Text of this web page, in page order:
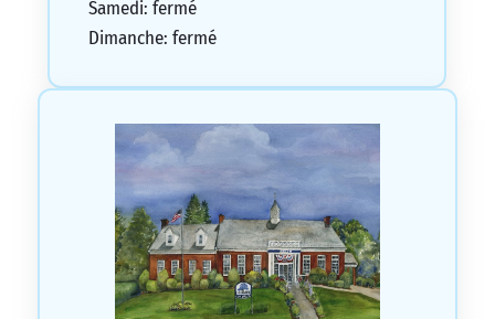
Samedi: fermé
Dimanche: fermé